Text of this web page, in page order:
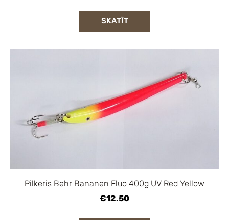
SKATĪT
Pilkeris Behr Bananen Fluo 400g UV Red Yellow
€12.50